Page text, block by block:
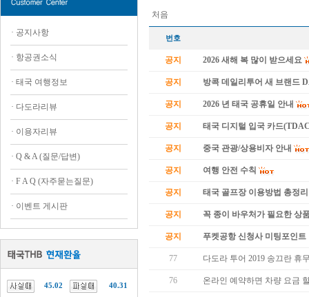
· 공지사항
· 항공권소식
· 태국 여행정보
· 다도라리뷰
· 이용자리뷰
· Q & A (질문/답변)
· F A Q (자주묻는질문)
· 이벤트 게시판
45.02 40.31
처음
번호
공지 2026 새해 복 많이 받으세요
공지 방콕 데일리투어 새 브랜드
공지 2026 년 태국 공휴일 안내
공지 태국 디지털 입국 카드
공지 중국 관광/상용비자 안내
공지 여행 안전 수칙
공지 태국 골프장 이용방법 총정리
공지 꼭 종이 바우처가 필요한 상
공지 푸켓공항 신청사 미팅포인트
77 다도라 투어 2019 송끄란 휴
76 온라인 예약하면 차량 요금